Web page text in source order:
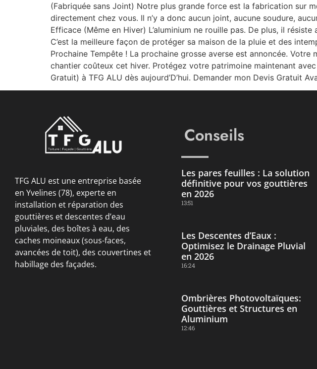
(Fabriquée sans Joint) Notre plus grande force est la fabrication sur
directement chez vous. Il n’y a donc aucun joint, aucune soudure,
Efficace (Même en Hiver) L’aluminium ne rouille pas. De plus, il
C’est la meilleure façon de protéger sa maison de la pluie et des
Prochaine Tempête ! La prochaine grosse averse est annoncée.
chantier coûteux cet hiver. Protégez votre patrimoine maintenant
Gratuit) à TFG ALU dès aujourd’D’hui. Demander mon Devis Gratuit
TFG ALU est une entreprise basée
en Yvelines (78), experte en
installation et réparation des
gouttières et descentes d’eau
pluviales, des boîtes à eau, des
caches moineaux (sous-faces,
avancées de toit), des couvertines et
habillage des façades.
Conseils
Les pares feuilles : La solution
définitive pour vos gouttières
en 2026
13:51
Les Descentes d’Eaux :
Optimisez le Drainage Pluvial
en 2026
16:24
Ombrières Photovoltaïques:
Gouttières et Structures en
Aluminium
12:46